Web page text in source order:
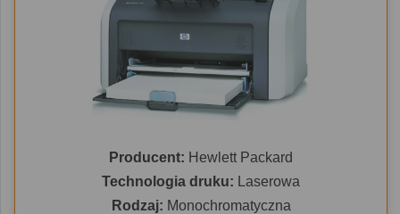
Producent: Hewlett Packard
Technologia druku: Laserowa
Rodzaj: Monochromatyczna